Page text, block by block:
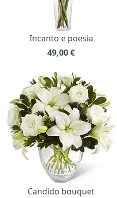
Incanto e poesia
49,00€
Candido bouquet